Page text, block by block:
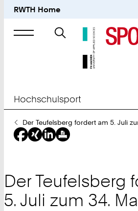
RWTH Home
Suche
nach
Hochschulsport
Sie
sind
hier:
Der Teufelsberg fordert am 5. Juli
Der Teufelsberg
5. Juli zum 34.